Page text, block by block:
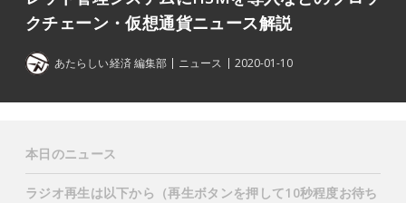
クチェーン・仮想通貨ニュース解説
あたらしい経済 編集部 ニュース 2020-01-10
本日のニュース
ラジオ再生は以下から（再生ボタンを押して10秒程度お待ち